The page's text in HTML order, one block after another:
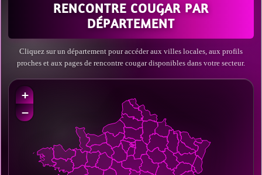
RENCONTRE COUGAR PAR
DÉPARTEMENT
Cliquez sur un département pour accéder aux villes locales, aux profils
proches et aux pages de rencontre cougar disponibles dans votre secteur.
+
−